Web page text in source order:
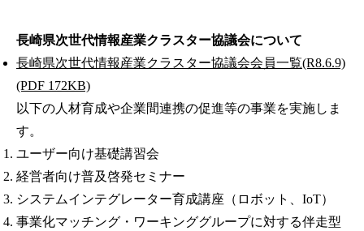
長崎県次世代情報産業クラスター協議会について
長崎県次世代情報産業クラスター協議会会員一覧(R8.6.9)
(PDF 172KB)
以下の人材育成や企業間連携の促進等の事業を実施しま
す。
ユーザー向け基礎講習会
経営者向け普及啓発セミナー
システムインテグレーター育成講座（ロボット、IoT）
事業化マッチング・ワーキンググループに対する伴走型